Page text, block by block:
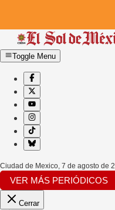
Toggle Menu
Ciudad de Mexico, 7 de agosto de
VER MÁS PERIÓDICOS
Cerrar